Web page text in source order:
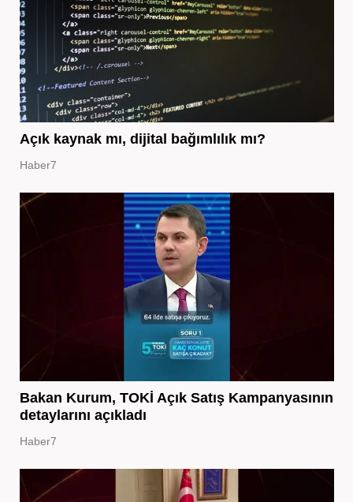
Açık kaynak mı, dijital bağımlılık mı?
Haber7
Bakan Kurum, TOKİ Açık Satış Kampanyasının
detaylarını açıkladı
Haber7